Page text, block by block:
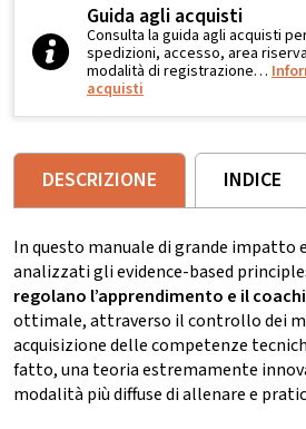
Guida agli acquisti
Consulta la guida agli acquisti
spedizioni, accesso, area
modalità di registrazione…
acquisti
DESCRIZIONE INDICE
In questo manuale di grande impatto
analizzati gli evidence-based
regolano l’apprendimento e il
ottimale, attraverso il controllo dei
acquisizione delle competenze
fatto, una teoria estremamente
modalità più diffuse di allenare e